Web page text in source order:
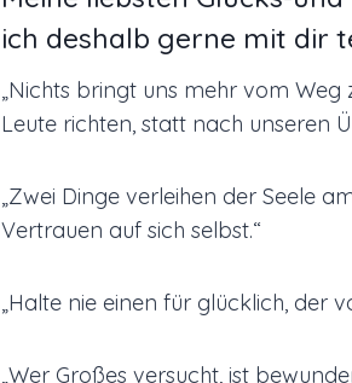
ich deshalb gerne mit dir
„Nichts bringt uns mehr vom
Leute richten, statt nach unseren
„Zwei Dinge verleihen der Seele
Vertrauen auf sich selbst.“
„Halte nie einen für glücklich, der
„Wer Großes versucht, ist